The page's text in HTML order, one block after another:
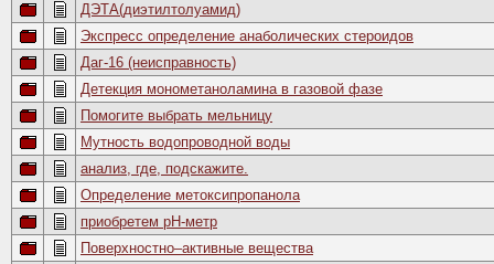
ДЭТА(диэтилтолуамид)
Экспресс определение анаболических стероидов
Даг-16 (неисправность)
Детекция монометаноламина в газовой фазе
Помогите выбрать мельницу
Мутность водопроводной воды
анализ, где, подскажите.
Определение метоксипропанола
приобретем рН-метр
Поверхностно–активные вещества